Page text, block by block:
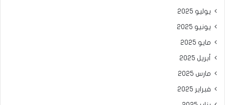
يوليو 2025
يونيو 2025
مايو 2025
أبريل 2025
مارس 2025
فبراير 2025